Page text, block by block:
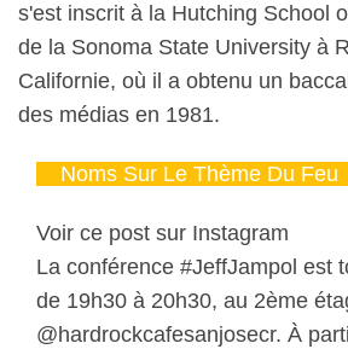
s'est inscrit à la Hutching School
de la Sonoma State University à
Californie, où il a obtenu un
des médias en 1981.
Noms Sur Le Thème Du Feu
Voir ce post sur Instagram
La conférence #JeffJampol est
de 19h30 à 20h30, au 2ème
@hardrockcafesanjosecr. À